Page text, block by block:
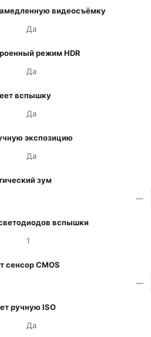
видеосъёмку
Да
режим HDR
Да
вспышку
Да
экспозицию
Да
зум
—
вспышки
1
сенсор CMOS
—
ручную ISO
Да